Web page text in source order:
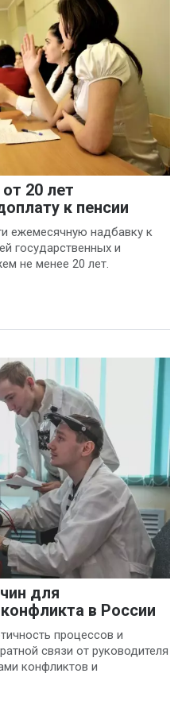
20 лет
к пенсии
ежемесячную надбавку к
государственных и
не менее 20 лет.
для
в России
процессов и
связи от руководителя
конфликтов и